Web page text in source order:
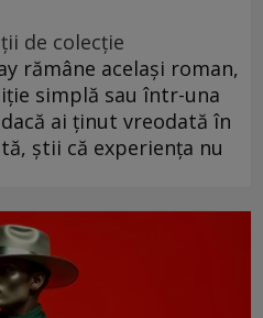
de colecție
rămâne același roman,
simplă sau într-una
ai ținut vreodată în
știi că experiența nu